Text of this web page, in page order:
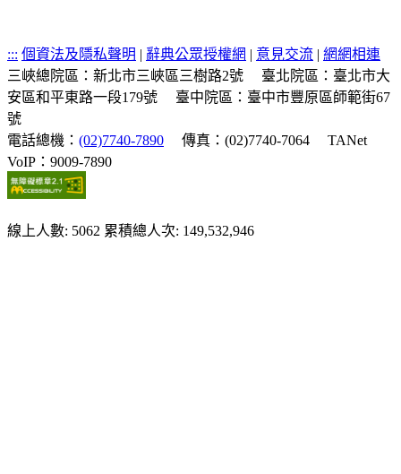
::: 個資法及隱私聲明 | 辭典公眾授權網 | 意見交流 | 網網相連
三峽總院區：新北市三峽區三樹路2號
臺北院區：臺北市大
安區和平東路一段179號
臺中院區：臺中市豐原區師範街67
號
電話總機： (02)7740-7890 傳真：(02)7740-7064
TANet
VoIP：9009-7890
線上人數: 5062 累積總人次: 149,532,946